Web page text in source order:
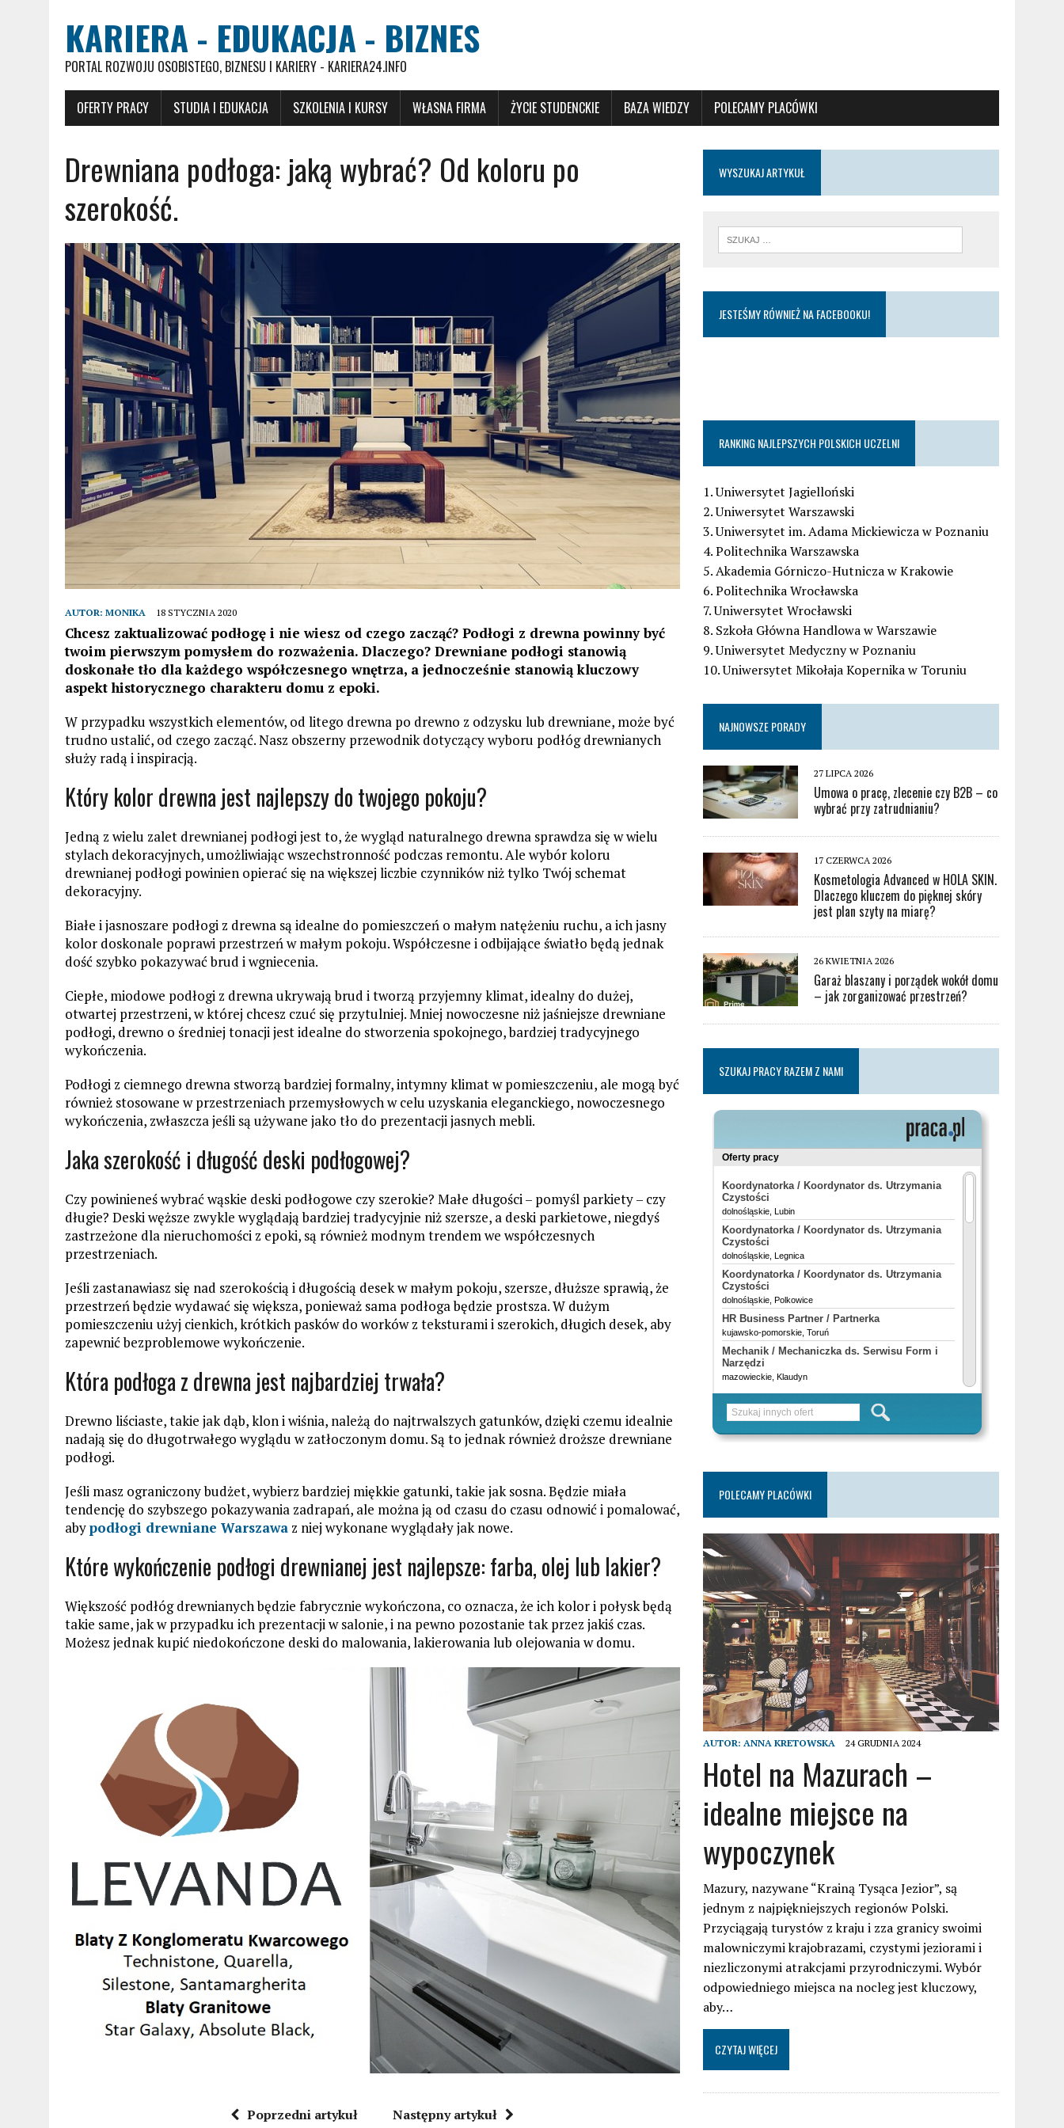
KARIERA - EDUKACJA - BIZNES
PORTAL ROZWOJU OSOBISTEGO, BIZNESU I KARIERY - KARIERA24.INFO
OFERTY PRACY STUDIA I EDUKACJA SZKOLENIA I KURSY WŁASNA FIRMA ŻYCIE STUDENCKIE BAZA WIEDZY POLECAMY PLACÓWKI
Drewniana podłoga: jaką wybrać? Od koloru po
szerokość.
AUTOR: MONIKA 18 STYCZNIA 2020
Chcesz zaktualizować podłogę i nie wiesz od czego zacząć? Podłogi z drewna powinny być
twoim pierwszym pomysłem do rozważenia. Dlaczego? Drewniane podłogi stanowią
doskonałe tło dla każdego współczesnego wnętrza, a jednocześnie stanowią kluczowy
aspekt historycznego charakteru domu z epoki.
W przypadku wszystkich elementów, od litego drewna po drewno z odzysku lub drewniane, może być
trudno ustalić, od czego zacząć. Nasz obszerny przewodnik dotyczący wyboru podłóg drewnianych
służy radą i inspiracją.
Który kolor drewna jest najlepszy do twojego pokoju?
Jedną z wielu zalet drewnianej podłogi jest to, że wygląd naturalnego drewna sprawdza się w wielu
stylach dekoracyjnych, umożliwiając wszechstronność podczas remontu. Ale wybór koloru
drewnianej podłogi powinien opierać się na większej liczbie czynników niż tylko Twój schemat
dekoracyjny.
Białe i jasnoszare podłogi z drewna są idealne do pomieszczeń o małym natężeniu ruchu, a ich jasny
kolor doskonale poprawi przestrzeń w małym pokoju. Współczesne i odbijające światło będą jednak
dość szybko pokazywać brud i wgniecenia.
Ciepłe, miodowe podłogi z drewna ukrywają brud i tworzą przyjemny klimat, idealny do dużej,
otwartej przestrzeni, w której chcesz czuć się przytulniej. Mniej nowoczesne niż jaśniejsze drewniane
podłogi, drewno o średniej tonacji jest idealne do stworzenia spokojnego, bardziej tradycyjnego
wykończenia.
Podłogi z ciemnego drewna stworzą bardziej formalny, intymny klimat w pomieszczeniu, ale mogą być
również stosowane w przestrzeniach przemysłowych w celu uzyskania eleganckiego, nowoczesnego
wykończenia, zwłaszcza jeśli są używane jako tło do prezentacji jasnych mebli.
Jaka szerokość i długość deski podłogowej?
Czy powinieneś wybrać wąskie deski podłogowe czy szerokie? Małe długości – pomyśl parkiety – czy
długie? Deski węższe zwykle wyglądają bardziej tradycyjnie niż szersze, a deski parkietowe, niegdyś
zastrzeżone dla nieruchomości z epoki, są również modnym trendem we współczesnych
przestrzeniach.
Jeśli zastanawiasz się nad szerokością i długością desek w małym pokoju, szersze, dłuższe sprawią, że
przestrzeń będzie wydawać się większa, ponieważ sama podłoga będzie prostsza. W dużym
pomieszczeniu użyj cienkich, krótkich pasków do worków z teksturami i szerokich, długich desek, aby
zapewnić bezproblemowe wykończenie.
Która podłoga z drewna jest najbardziej trwała?
Drewno liściaste, takie jak dąb, klon i wiśnia, należą do najtrwalszych gatunków, dzięki czemu idealnie
nadają się do długotrwałego wyglądu w zatłoczonym domu. Są to jednak również droższe drewniane
podłogi.
Jeśli masz ograniczony budżet, wybierz bardziej miękkie gatunki, takie jak sosna. Będzie miała
tendencję do szybszego pokazywania zadrapań, ale można ją od czasu do czasu odnowić i pomalować,
abypodłogi drewniane Warszawa z niej wykonane wyglądały jak nowe.
Które wykończenie podłogi drewnianej jest najlepsze: farba, olej lub lakier?
Większość podłóg drewnianych będzie fabrycznie wykończona, co oznacza, że ich kolor i połysk będą
takie same, jak w przypadku ich prezentacji w salonie, i na pewno pozostanie tak przez jakiś czas.
Możesz jednak kupić niedokończone deski do malowania, lakierowania lub olejowania w domu.
Poprzedni artykuł Następny artykuł
WYSZUKAJ ARTYKUŁ
JESTEŚMY RÓWNIEŻ NA FACEBOOKU!
RANKING NAJLEPSZYCH POLSKICH UCZELNI
1. Uniwersytet Jagielloński
2. Uniwersytet Warszawski
3. Uniwersytet im. Adama Mickiewicza w Poznaniu
4. Politechnika Warszawska
5. Akademia Górniczo-Hutnicza w Krakowie
6. Politechnika Wrocławska
7. Uniwersytet Wrocławski
8. Szkoła Główna Handlowa w Warszawie
9. Uniwersytet Medyczny w Poznaniu
10. Uniwersytet Mikołaja Kopernika w Toruniu
NAJNOWSZE PORADY
27 LIPCA 2026
Umowa o pracę, zlecenie czy B2B – co
wybrać przy zatrudnianiu?
17 CZERWCA 2026
Kosmetologia Advanced w HOLA SKIN.
Dlaczego kluczem do pięknej skóry
jest plan szyty na miarę?
26 KWIETNIA 2026
Garaż blaszany i porządek wokół domu
– jak zorganizować przestrzeń?
SZUKAJ PRACY RAZEM Z NAMI
POLECAMY PLACÓWKI
AUTOR: ANNA KRETOWSKA 24 GRUDNIA 2024
Hotel na Mazurach –
idealne miejsce na
wypoczynek
Mazury, nazywane “Krainą Tysąca Jezior”, są
jednym z najpiękniejszych regionów Polski.
Przyciągają turystów z kraju i zza granicy swoimi
malowniczymi krajobrazami, czystymi jeziorami i
niezliczonymi atrakcjami przyrodniczymi. Wybór
odpowiedniego miejsca na nocleg jest kluczowy,
aby…
CZYTAJ WIĘCEJ